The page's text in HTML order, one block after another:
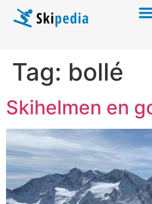
Tag: bollé
Skihelmen en